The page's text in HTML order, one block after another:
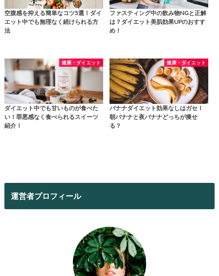
空腹感を抑える簡単なコツ5選！ダイ
エット中でも無理なく続けられる方
法
ファスティング中の飲み物NGと正解
は？ダイエット美肌効果UPのおすす
め！
健康・ダイエット
ダイエット中でも甘いものが食べた
い！罪悪感なく食べられるスイーツ
紹介！
健康・ダイエット
バナナダイエット効果なしはガセ！
朝バナナと夜バナナどっちが痩せ
る？
運営者プロフィール